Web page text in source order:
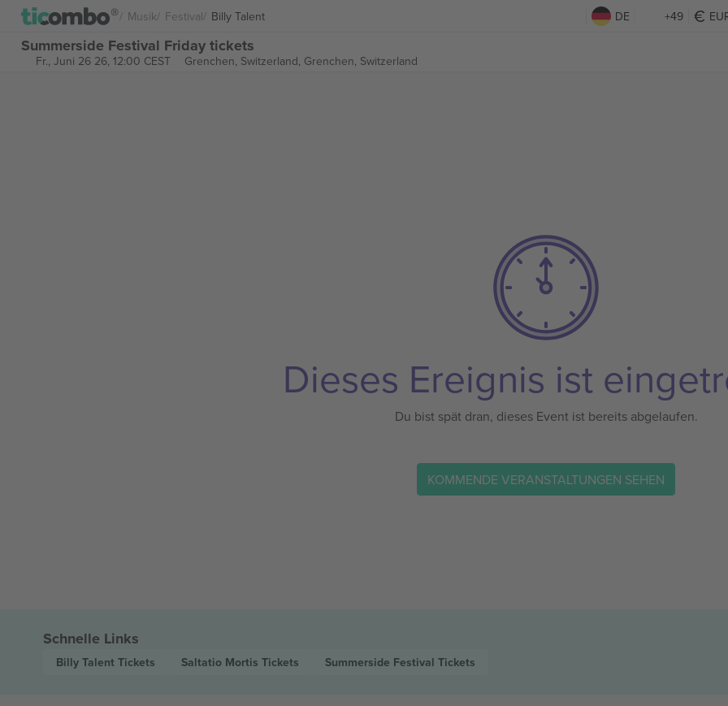
Musik Festival Billy Talent DE +49
Summerside Festival Friday tickets
Fr., Juni 26 26, 12:00 CEST Grenchen, Switzerland, Grenchen, Switzerland
Dieses Ereignis ist
Du bist spät dran, dieses Event ist bereits abgelaufen.
KOMMENDE VERANSTALTUNGEN SEHEN
Schnelle Links
Billy Talent Tickets Saltatio Mortis Tickets Summerside Festival Tickets